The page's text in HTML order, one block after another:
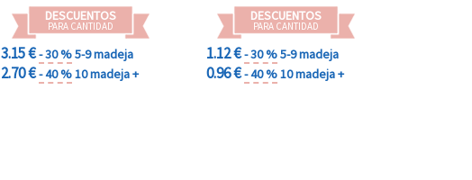
DESCUENTOS
PARA CANTIDAD
3.15 €- 30 %5-9 madeja
2.70 €- 40 %10 madeja +
DESCUENTOS
PARA CANTIDAD
1.12 €- 30 %5-9 madeja
0.96 €- 40 %10 madeja +